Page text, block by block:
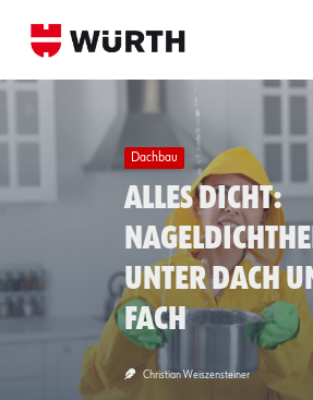
Dachbau
Alles dicht:
unter Dach
Fach
Christian Weiszensteiner